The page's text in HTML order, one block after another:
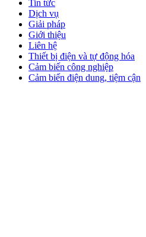
Tin tức
Dịch vụ
Giải pháp
Giới thiệu
Liên hệ
Thiết bị điện và tự động hóa
Cảm biến công nghiệp
Cảm biến điện dung, tiệm cận